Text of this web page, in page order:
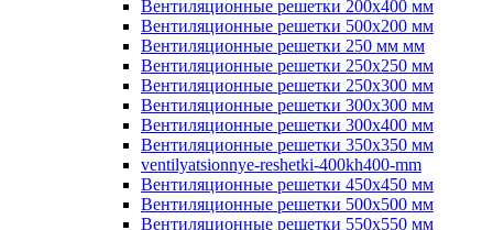
Вентиляционные решетки 200х400 мм
Вентиляционные решетки 500х200 мм
Вентиляционные решетки 250 мм мм
Вентиляционные решетки 250х250 мм
Вентиляционные решетки 250х300 мм
Вентиляционные решетки 300х300 мм
Вентиляционные решетки 300х400 мм
Вентиляционные решетки 350х350 мм
ventilyatsionnye-reshetki-400kh400-mm
Вентиляционные решетки 450х450 мм
Вентиляционные решетки 500х500 мм
Вентиляционные решетки 550х550 мм